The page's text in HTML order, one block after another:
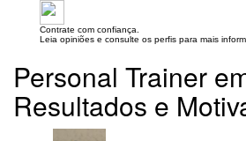
Contrate com confiança.
Leia opiniões e consulte os perfis para mais
Personal Trainer
Resultados e